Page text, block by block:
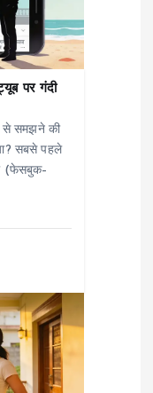
पर गंदी
से समझने की
सबसे पहले
(फेसबुक–